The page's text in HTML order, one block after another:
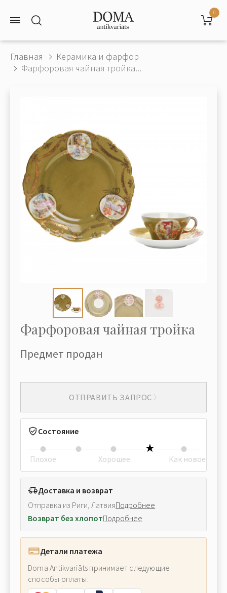
0
Главная
Керамика и фарфор
Фарфоровая чайная тройка...
Фарфоровая чайная тройка
Предмет продан
ОТПРАВИТЬ ЗАПРОС
Состояние
Плохое Хорошее Как новое
Доставка и возврат
Отправка из Риги, ЛатвияПодробнее
Возврат без хлопотПодробнее
Детали платежа
Doma Antikvariāts принимает следующие
способы оплаты: